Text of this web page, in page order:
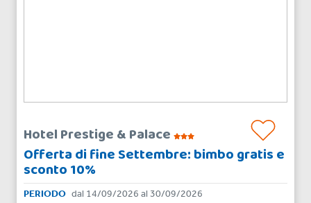
Hotel Prestige & Palace
Offerta di fine Settembre: bimbo gratis e
sconto 10%
PERIODO dal 14/09/2026 al 30/09/2026